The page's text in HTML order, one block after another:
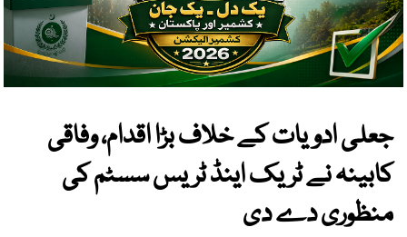
جعلی ادویات کے خلاف بڑا اقدام، وفاقی
کابینہ نے ٹریک اینڈ ٹریس سسٹم کی
منظوری دے دی